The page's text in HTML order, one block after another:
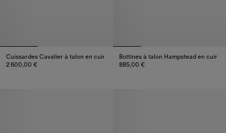
Cuissardes Cavalier à talon en cuir
2 600,00 €
Bottines à talon Hampstead en cuir
885,00 €